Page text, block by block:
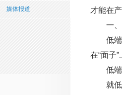
媒体报道
才能在
一、
低端酒
在“面子
低端酒
就低端